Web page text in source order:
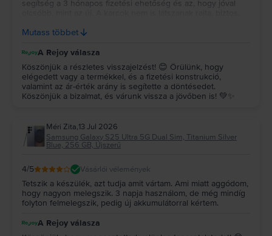
segítség a 3 hónapos fizetési ehetőség és az, hogy jóval
szükségem. :)
Mutass többet
A Rejoy válasza
Köszönjük a részletes visszajelzést! 😊 Örülünk, hogy
elégedett vagy a termékkel, és a fizetési konstrukció,
valamint az ár-érték arány is segítette a döntésedet.
Köszönjük a bizalmat, és várunk vissza a jövőben is! 💚✨
Méri Zita,13 Jul 2026
Samsung Galaxy S25 Ultra 5G Dual Sim, Titanium Silver
Blue, 256 GB, Újszerű
4/5 Vásárlói vélemények
Tetszik a készülék, azt tudja amit vártam. Ami miatt aggódom,
hogy nagyon melegszik. 3 napja használom, de még mindíg
folyton felmelegszik, pedig új akkumulátorral kértem.
A Rejoy válasza